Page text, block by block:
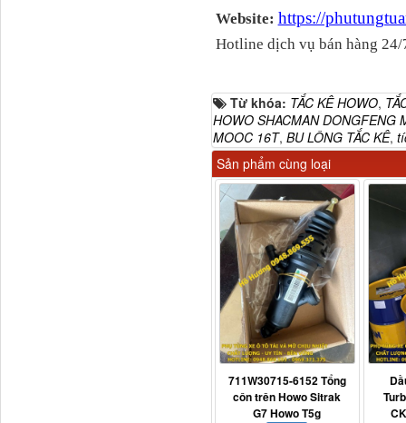
Website: https://
Hotline dịch vụ bán hàng 24/
Từ khóa: TẮC KÊ HOWO,
HOWO SHACMAN DONGFENG
MOOC 16T, BU LÔNG TẮC KÊ,
Sản phẩm cùng loại
711W30715-6152 Tổng
côn trên Howo Sitrak
G7 Howo T5g